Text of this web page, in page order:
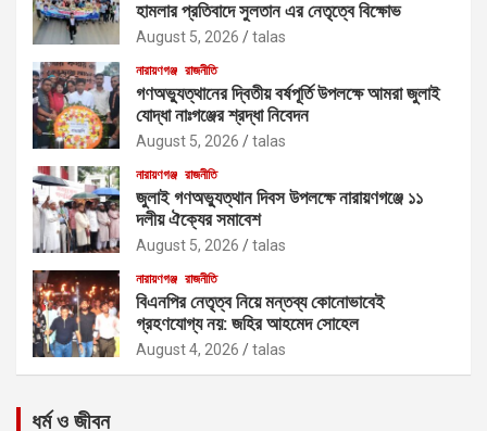
হামলার প্রতিবাদে সুলতান এর নেতৃত্বে বিক্ষোভ
August 5, 2026 talas
নারায়ণগঞ্জ রাজনীতি
গণঅভ্যুত্থানের দ্বিতীয় বর্ষপূর্তি উপলক্ষে আমরা জুলাই
যোদ্ধা নাঃগঞ্জের শ্রদ্ধা নিবেদন
August 5, 2026 talas
নারায়ণগঞ্জ রাজনীতি
জুলাই গণঅভ্যুত্থান দিবস উপলক্ষে নারায়ণগঞ্জে ১১
দলীয় ঐক্যের সমাবেশ
August 5, 2026 talas
নারায়ণগঞ্জ রাজনীতি
বিএনপির নেতৃত্ব নিয়ে মন্তব্য কোনোভাবেই
গ্রহণযোগ্য নয়: জহির আহমেদ সোহেল
August 4, 2026 talas
ধর্ম ও জীবন